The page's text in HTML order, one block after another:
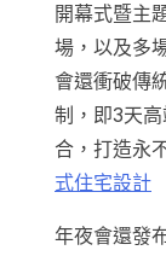
開幕式暨主
場，以及多
會還衝破傳
制，即3天
合，打造永
式住宅設計
年夜會還發